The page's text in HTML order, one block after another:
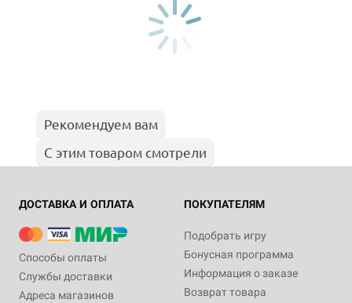
Рекомендуем вам
С этим товаром смотрели
ДОСТАВКА И ОПЛАТА
Способы оплаты
Службы доставки
Адреса магазинов
ПОКУПАТЕЛЯМ
Подобрать игру
Бонусная программа
Информация о заказе
Возврат товара